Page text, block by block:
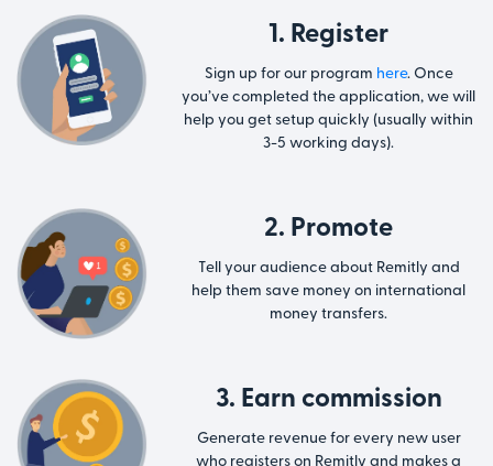
1. Register
Sign up for our program here. Once
you’ve completed the application, we will
help you get setup quickly (usually within
3-5 working days).
2. Promote
Tell your audience about Remitly and
help them save money on international
money transfers.
3. Earn commission
Generate revenue for every new user
who registers on Remitly and makes a